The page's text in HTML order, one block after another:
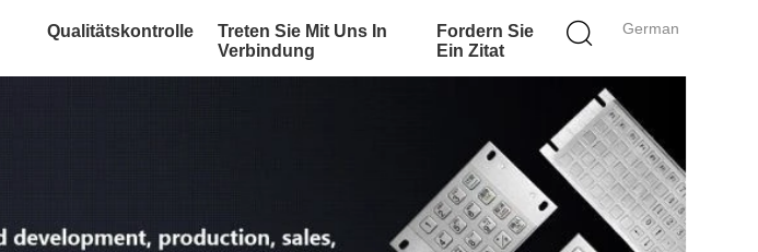
German
Qualitätskontrolle
Treten Sie Mit Uns In
Verbindung
Fordern Sie
Ein Zitat